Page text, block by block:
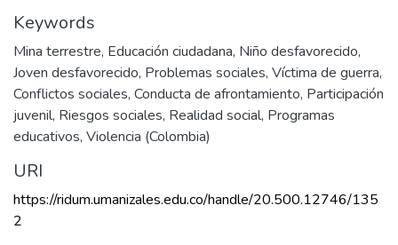
Keywords
Mina terrestre, Educación ciudadana, Niño desfavorecido,
Joven desfavorecido, Problemas sociales, Víctima de guerra,
Conflictos sociales, Conducta de afrontamiento, Participación
juvenil, Riesgos sociales, Realidad social, Programas
educativos, Violencia (Colombia)
URI
https://ridum.umanizales.edu.co/handle/20.500.12746/135
2